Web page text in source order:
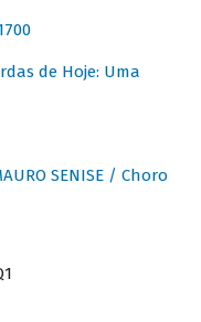
de Hoje: Uma
SENISE / Choro